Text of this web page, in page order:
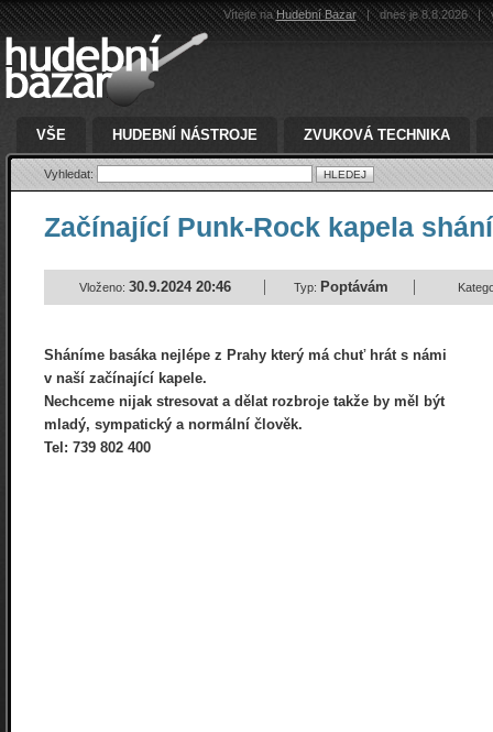
Vítejte naHudební Bazar | dnes je 8.8.2026 |
VŠE HUDEBNÍ NÁSTROJE ZVUKOVÁ TECHNIKA
Vyhledat:
Začínající Punk-Rock kapela
Vloženo: 30.9.2024 20:46 Typ: Poptávám
Sháníme basáka nejlépe z Prahy který má chuť hrát s námi
v naší začínající kapele.
Nechceme nijak stresovat a dělat rozbroje takže by měl být
mladý, sympatický a normální člověk.
Tel: 739 802 400